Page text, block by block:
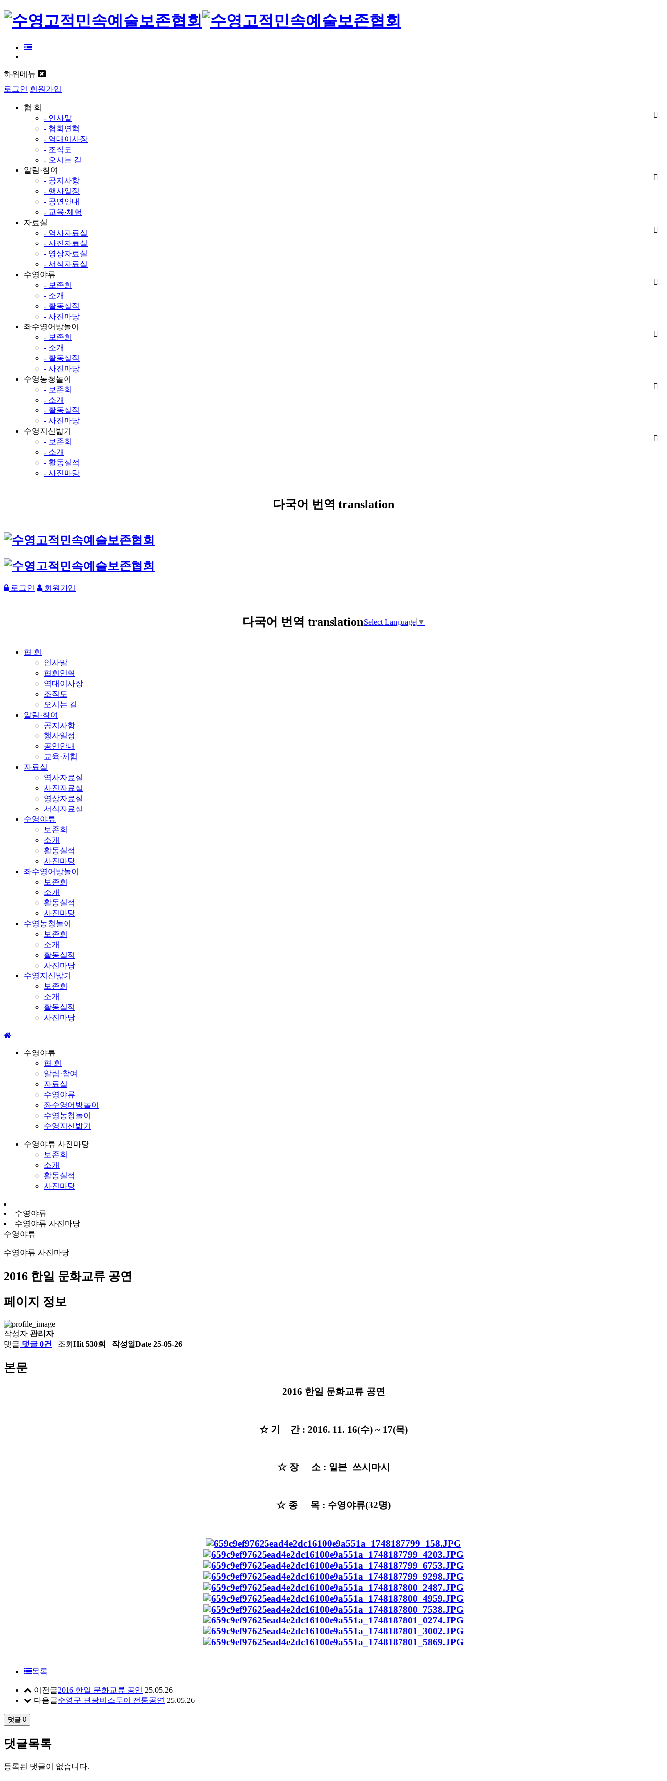
하위메뉴
로그인 회원가입
협 회
- 인사말
- 협회연혁
- 역대이사장
- 조직도
- 오시는 길
알림·참여
- 공지사항
- 행사일정
- 공연안내
- 교육·체험
자료실
- 역사자료실
- 사진자료실
- 영상자료실
- 서식자료실
수영야류
- 보존회
- 소개
- 활동실적
- 사진마당
좌수영어방놀이
- 보존회
- 소개
- 활동실적
- 사진마당
수영농청놀이
- 보존회
- 소개
- 활동실적
- 사진마당
수영지신밟기
- 보존회
- 소개
- 활동실적
- 사진마당
다국어 번역 translation
로그인 회원가입
다국어 번역 translationSelect Language ▼
협 회
인사말
협회연혁
역대이사장
조직도
오시는 길
알림·참여
공지사항
행사일정
공연안내
교육·체험
자료실
역사자료실
사진자료실
영상자료실
서식자료실
수영야류
보존회
소개
활동실적
사진마당
좌수영어방놀이
보존회
소개
활동실적
사진마당
수영농청놀이
보존회
소개
활동실적
사진마당
수영지신밟기
보존회
소개
활동실적
사진마당
수영야류
협 회
알림·참여
자료실
수영야류
좌수영어방놀이
수영농청놀이
수영지신밟기
수영야류 사진마당
보존회
소개
활동실적
사진마당
수영야류
수영야류 사진마당
수영야류
수영야류 사진마당
2016 한일 문화교류 공연
페이지 정보
작성자 관리자
댓글 댓글 0건 조회 Hit 530회 작성일Date 25-05-26
본문
2016 한일 문화교류 공연
☆ 기 간 : 2016. 11. 16(수) ~ 17(목)
☆ 장 소 : 일본 쓰시마시
☆ 종 목 : 수영야류(32명)
목록
이전글2016 한일 문화교류 공연 25.05.26
다음글수영구 관광버스투어 전통공연 25.05.26
댓글 0
댓글목록
등록된 댓글이 없습니다.